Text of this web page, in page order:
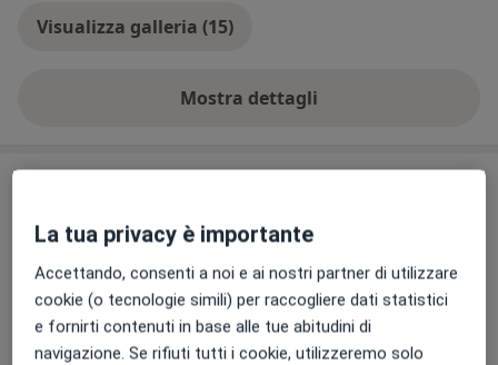
Visualizza galleria (15)
Mostra dettagli
sull'esperienza
Ablazione
Prenota una visita
Ortopantomografia
40 € Dettagli Prenota una visita
La tua privacy è importante
Accettando, consenti a noi e ai nostri partner di utilizzare
cookie (o tecnologie simili) per raccogliere dati statistici
e fornirti contenuti in base alle tue abitudini di
navigazione. Se rifiuti tutti i cookie, utilizzeremo solo